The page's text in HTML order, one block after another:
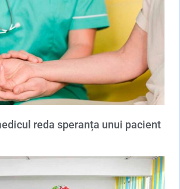
reda speranța unui pacient